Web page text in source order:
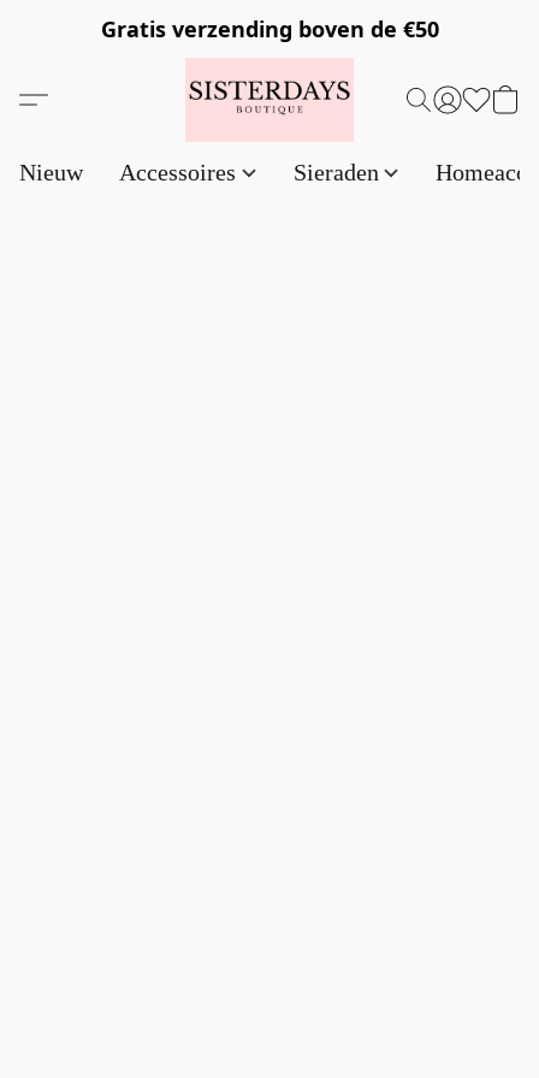
Gratis verzending boven de €50
Nieuw Accessoires Sieraden